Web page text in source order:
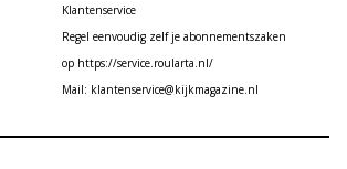
Klantenservice
Regel eenvoudig zelf je abonnementszaken
op https://service.roularta.nl/
Mail: klantenservice@kijkmagazine.nl